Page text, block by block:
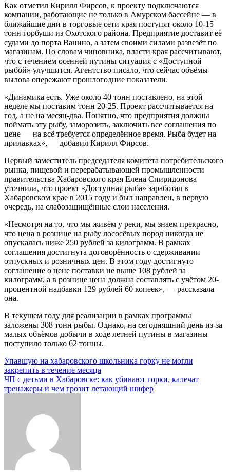
Как отметил Кирилл Фирсов, к проекту подключаются
компании, работающие не только в Амурском бассейне — в
ближайшие дни в торговые сети края поступят около 10-15
тонн горбуши из Охотского района. Предприятие доставит её
судами до порта Ванино, а затем своими силами развезёт по
магазинам. По словам чиновника, власти края рассчитывают,
что с течением осенней путины ситуация с «Доступной
рыбой» улучшится. Агентство писало, что сейчас объёмы
вылова опережают прошлогодние показатели.
«Динамика есть. Уже около 40 тонн поставлено, на этой
неделе мы поставим тонн 20-25. Проект рассчитывается на
год, а не на месяц-два. Понятно, что предприятия должны
поймать эту рыбу, заморозить, заключить все соглашения по
цене — на всё требуется определённое время. Рыба будет на
прилавках», — добавил Кирилл Фирсов.
Первый заместитель председателя комитета потребительского
рынка, пищевой и перерабатывающей промышленности
правительства Хабаровского края Елена Спиридонова
уточнила, что проект «Доступная рыба» заработал в
Хабаровском крае в 2015 году и был направлен, в первую
очередь, на слабозащищённые слои населения.
«Несмотря на то, что мы живём у реки, мы знаем прекрасно,
что цена в рознице на рыбу лососёвых пород никогда не
опускалась ниже 250 рублей за килограмм. В рамках
соглашения достигнута договорённость о сдерживании
отпускных и розничных цен. В этом году достигнуто
соглашение о цене поставки не выше 108 рублей за
килограмм, а в рознице цена должна составлять с учётом 20-
процентной надбавки 129 рублей 60 копеек», — рассказала
она.
В текущем году для реализации в рамках программы
заложены 308 тонн рыбы. Однако, на сегодняшний день из-за
малых объёмов добычи в ходе летней путины в магазины
поступило только 62 тонны.
Навигация
по
записям
Упавшую на хабаровского школьника горку не могли
закрепить в течение месяца
ЧП с детьми в Хабаровске: как убивают горки, калечат
тренажеры и чем грозит летающий шифер